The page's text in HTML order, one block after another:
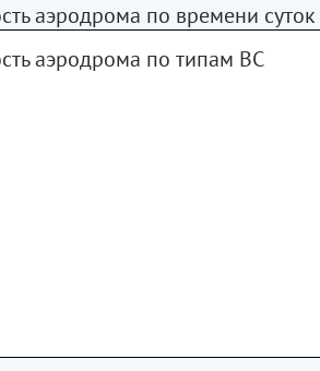
аэродрома по времени суток
аэродрома по типам ВС